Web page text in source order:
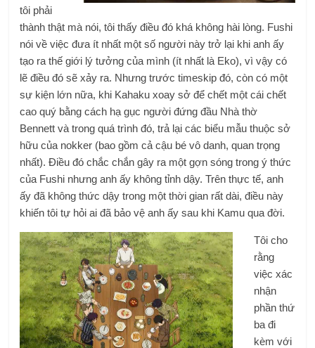
tôi phải
thành thật mà nói, tôi thấy điều đó khá không hài lòng. Fushi
nói về việc đưa ít nhất một số người này trở lại khi anh ấy
tạo ra thế giới lý tưởng của mình (ít nhất là Eko), vì vậy có
lẽ điều đó sẽ xảy ra. Nhưng trước timeskip đó, còn có một
sự kiện lớn nữa, khi Kahaku xoay sở để chết một cái chết
cao quý bằng cách hạ gục người đứng đầu Nhà thờ
Bennett và trong quá trình đó, trả lại các biểu mẫu thuộc sở
hữu của nokker (bao gồm cả cậu bé vô danh, quan trọng
nhất). Điều đó chắc chắn gây ra một gợn sóng trong ý thức
của Fushi nhưng anh ấy không tỉnh dậy. Trên thực tế, anh
ấy đã không thức dậy trong một thời gian rất dài, điều này
khiến tôi tự hỏi ai đã bảo vệ anh ấy sau khi Kamu qua đời.
Tôi cho
rằng
việc xác
nhận
phần thứ
ba đi
kèm với